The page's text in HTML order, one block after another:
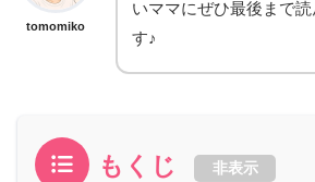
tomomiko
いママにぜひ最後まで
す♪
もくじ 非表示